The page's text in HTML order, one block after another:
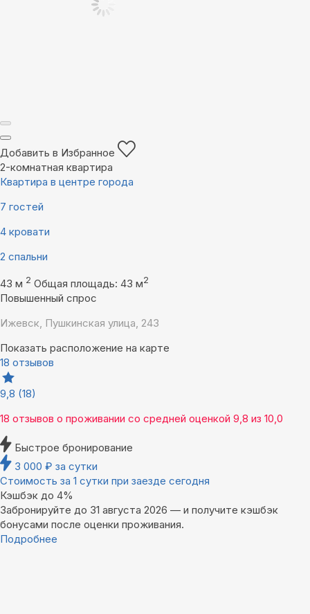
Добавить в Избранное
2-комнатная квартира
Квартира в центре города
7 гостей
4 кровати
2 спальни
43 м 2 Общая площадь: 43 м2
Повышенный спрос
Ижевск, Пушкинская улица, 243
Показать расположение на карте
18 отзывов
9,8 (18)
18 отзывов о проживании со средней оценкой 9,8 из 10,0
Быстрое бронирование
3 000 ₽ за сутки
Стоимость за 1 сутки при заезде сегодня
Кэшбэк до 4%
Забронируйте до 31 августа 2026 — и получите кэшбэк
бонусами после оценки проживания.
Подробнее